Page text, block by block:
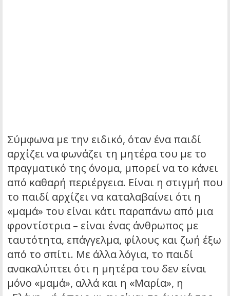
Σύμφωνα με την ειδικό, όταν ένα παιδί
αρχίζει να φωνάζει τη μητέρα του με το
πραγματικό της όνομα, μπορεί να το κάνει
από καθαρή περιέργεια. Είναι η στιγμή που
το παιδί αρχίζει να καταλαβαίνει ότι η
«μαμά» του είναι κάτι παραπάνω από μια
φροντίστρια – είναι ένας άνθρωπος με
ταυτότητα, επάγγελμα, φίλους και ζωή έξω
από το σπίτι. Με άλλα λόγια, το παιδί
ανακαλύπτει ότι η μητέρα του δεν είναι
μόνο «μαμά», αλλά και η «Μαρία», η